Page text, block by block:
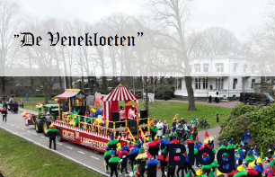
Blog